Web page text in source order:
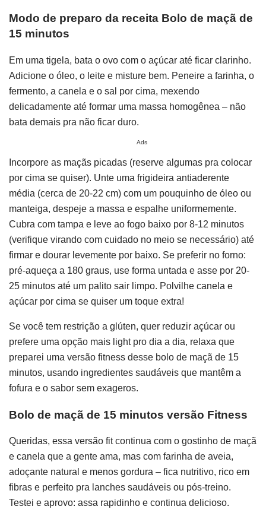
Modo de preparo da receita Bolo de maçã de
15 minutos
Em uma tigela, bata o ovo com o açúcar até ficar clarinho.
Adicione o óleo, o leite e misture bem. Peneire a farinha, o
fermento, a canela e o sal por cima, mexendo
delicadamente até formar uma massa homogênea – não
bata demais pra não ficar duro.
Ads
Incorpore as maçãs picadas (reserve algumas pra colocar
por cima se quiser). Unte uma frigideira antiaderente
média (cerca de 20-22 cm) com um pouquinho de óleo ou
manteiga, despeje a massa e espalhe uniformemente.
Cubra com tampa e leve ao fogo baixo por 8-12 minutos
(verifique virando com cuidado no meio se necessário) até
firmar e dourar levemente por baixo. Se preferir no forno:
pré-aqueça a 180 graus, use forma untada e asse por 20-
25 minutos até um palito sair limpo. Polvilhe canela e
açúcar por cima se quiser um toque extra!
Se você tem restrição a glúten, quer reduzir açúcar ou
prefere uma opção mais light pro dia a dia, relaxa que
preparei uma versão fitness desse bolo de maçã de 15
minutos, usando ingredientes saudáveis que mantêm a
fofura e o sabor sem exageros.
Bolo de maçã de 15 minutos versão Fitness
Queridas, essa versão fit continua com o gostinho de maçã
e canela que a gente ama, mas com farinha de aveia,
adoçante natural e menos gordura – fica nutritivo, rico em
fibras e perfeito pra lanches saudáveis ou pós-treino.
Testei e aprovo: assa rapidinho e continua delicioso.